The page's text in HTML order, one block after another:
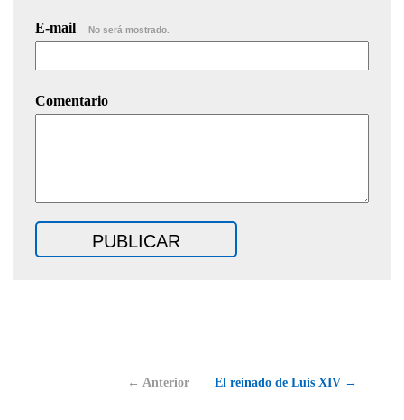
E-mail No será mostrado.
Comentario
← Anterior El reinado de Luis XIV →